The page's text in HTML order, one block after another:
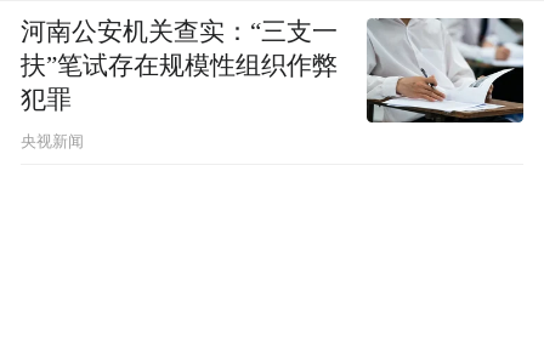
河南公安机关查实：“三支一
扶”笔试存在规模性组织作弊
犯罪
央视新闻